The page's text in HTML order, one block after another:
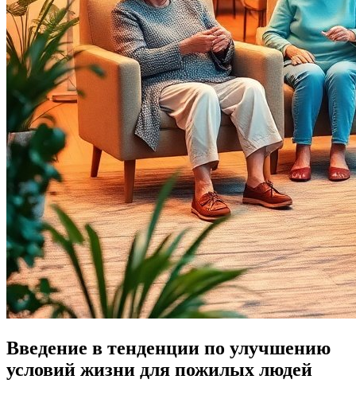
Введение в тенденции по улучшению
условий жизни для пожилых людей